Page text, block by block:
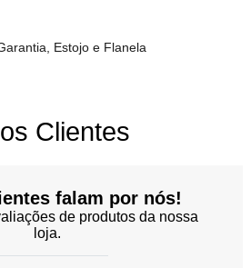
Estojo e Flanela
Clientes
falam por nós!
de produtos da nossa
loja.